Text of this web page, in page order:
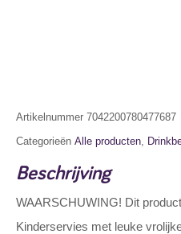
Artikelnummer 7042200780477687
Categorieën Alle producten,
Beschrijving
WAARSCHUWING! Dit
Kinderservies met leuke